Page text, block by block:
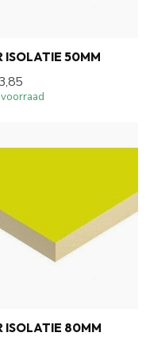
ISOLATIE 50MM
ISOLATIE 80MM